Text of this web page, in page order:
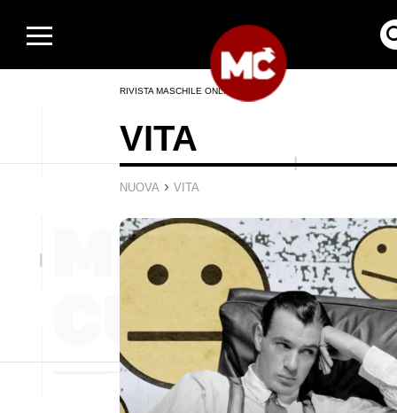
RIVISTA MASCHILE ONLINE
VITA
NUOVA › VITA